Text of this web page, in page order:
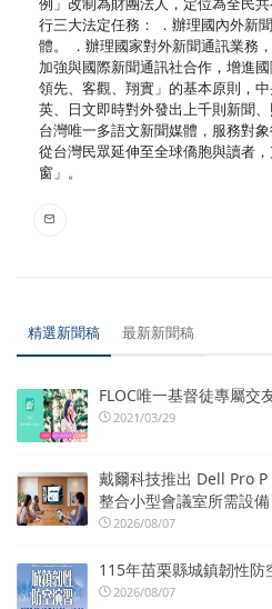
行三大法定任務： ．辦理國內外新
體。 ．辦理國家對外新聞通訊業務
加強與國際新聞通訊社合作，增進國
領先、客觀、翔實」的基本原則，中
英、日文即時對外發出上千則新聞
台灣唯一多語文新聞媒體，服務對
從台灣民眾延伸至全球僑胞與讀者
窗」。
精選新聞稿 最新新聞稿
FLOC唯一基督徒專屬交
2021/03/29
戴爾科技推出 Dell Pro
整合小型會議室所需設備
2026/08/07
115年苗栗縣城鎮韌性防
2026/08/07